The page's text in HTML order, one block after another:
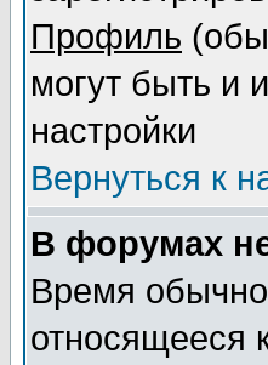
Профиль
могут быть и
настройки
Вернуться к
В форумах
Время
относящееся